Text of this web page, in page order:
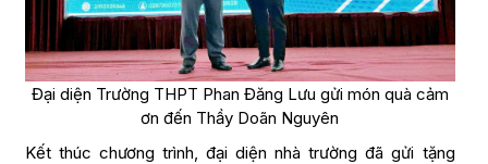
Đại diện Trường THPT Phan Đăng Lưu gửi món quà cảm
ơn đến Thầy Doãn Nguyên
Kết thúc chương trình, đại diện nhà trường đã gửi tặng